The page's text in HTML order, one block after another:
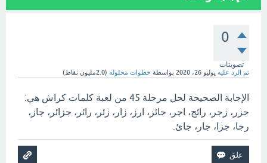
0
تصويتات
تم الرد عليه يوليو 26، 2020 بواسطة خطوات محلوله (2.0مليون نقاط)
الإجابة الصحيحة لحل مرحلة 45 من لعبة كلمات كراش هي:
جزر، زجر، رائج، اجر، جائز، ارز، زار، زئر، رائر، جزائر، جاز،
رجا، جزا، جار، جائ.